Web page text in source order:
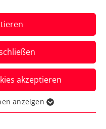
im Roland-
akzeptieren
grundlegende
anzeigen